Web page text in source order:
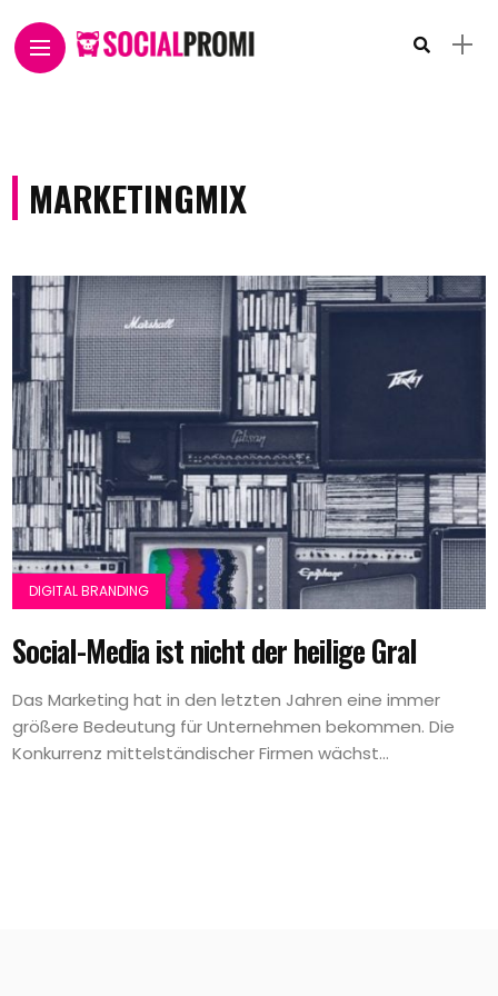
MARKETINGMIX
DIGITAL BRANDING
Social-Media ist nicht der heilige Gral
Das Marketing hat in den letzten Jahren eine immer
größere Bedeutung für Unternehmen bekommen. Die
Konkurrenz mittelständischer Firmen wächst...